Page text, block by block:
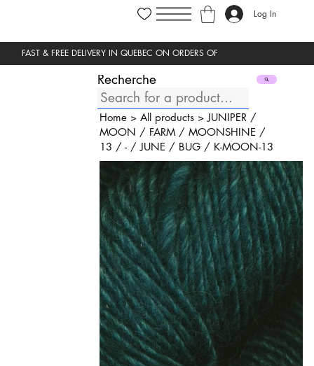
Log In
Recherche
Home> All products>JUNIPER /
MOON / FARM / MOONSHINE /
13 / - / JUNE / BUG / K-MOON-13